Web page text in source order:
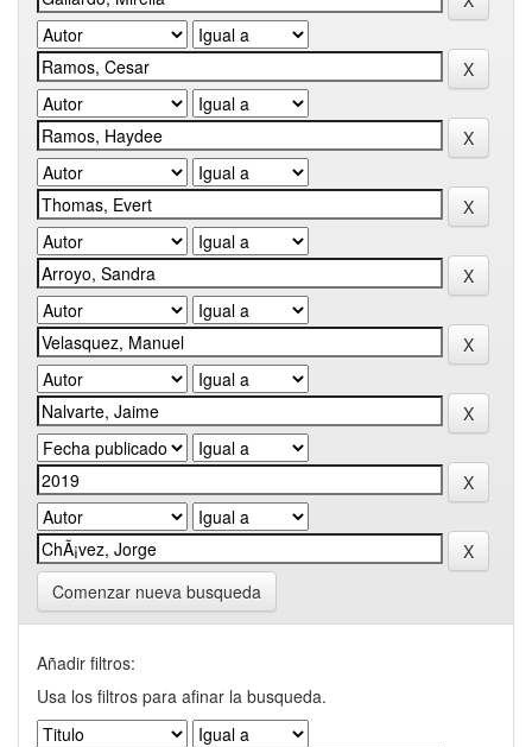
Comenzar nueva busqueda
Añadir filtros:
Usa los filtros para afinar la busqueda.